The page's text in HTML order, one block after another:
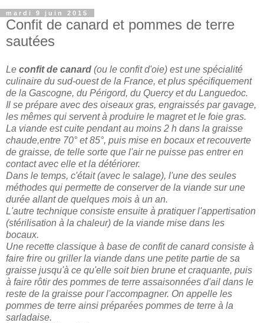
mardi 9 juin 2015
Confit de canard et pommes de terre
sautées
Le confit de canard (ou le confit d'oie) est une spécialité
culinaire du sud-ouest de la France, et plus spécifiquement
de la Gascogne, du Périgord, du Quercy et du Languedoc.
Il se prépare avec des oiseaux gras, engraissés par gavage,
les mêmes qui servent à produire le magret et le foie gras.
La viande est cuite pendant au moins 2 h dans la graisse
chaude,entre 70° et 85°, puis mise en bocaux et recouverte
de graisse, de telle sorte que l'air ne puisse pas entrer en
contact avec elle et la détériorer.
Dans le temps, c'était (avec le salage), l'une des seules
méthodes qui permette de conserver de la viande sur une
durée allant de quelques mois à un an.
L'autre technique consiste ensuite à pratiquer l'appertisation
(stérilisation à la chaleur) de la viande mise dans les
bocaux.
Une recette classique à base de confit de canard consiste à
faire frire ou griller la viande dans une petite partie de sa
graisse jusqu'à ce qu'elle soit bien brune et craquante, puis
à faire rôtir des pommes de terre assaisonnées d'ail dans le
reste de la graisse pour l'accompagner. On appelle les
pommes de terre ainsi préparées pommes de terre à la
sarladaise.